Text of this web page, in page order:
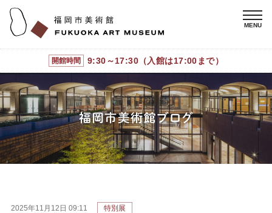
開館時間 9:30～17:30（入館は17:00まで）
2025年11月12日 09:11 特別展